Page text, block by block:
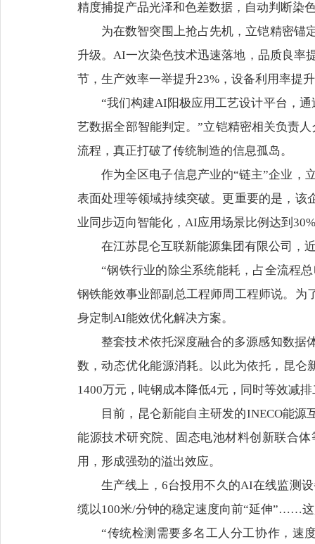
精度捕捉产品光泽和色差数据，自动判断染
为在数智突围上抢占先机，立铠精密锚
升级。AI一次染色技术迅速落地，品质良率
节，生产效率一举提升23%，设备利用率提
“我们构建AI阳极应用工艺设计平台，
艺数据全部智能判定。”立铠精密相关负责
流程，真正打破了传统制造的信息孤岛。
作为全区电子信息产业的“链主”企业，
表面处理等领域持续突破。更重要的是，该
业同步迈向智能化，AI应用场景比例达到
在江苏昆仑互联新能源集团有限公司，
“钢铁行业的除尘系统能耗，占全流程
钢铁能效事业部副总工程师周工程师说。为
身定制AI能效优化解决方案。
整套技术依托深度融合的多源感知数据
数，动态优化能源消耗。以此为依托，昆仑
1400万元，吨钢成本降低4元，同时等效减
目前，昆仑新能自主研发的INECO能
能源技术研究院、固态电池材料创新联合
用，形成强劲的溢出效应。
生产线上，6台投用不久的AI在线监测
缆以100米/分钟的稳定速度向前“延伸”……
“传统检测需要多名工人分工协作，速